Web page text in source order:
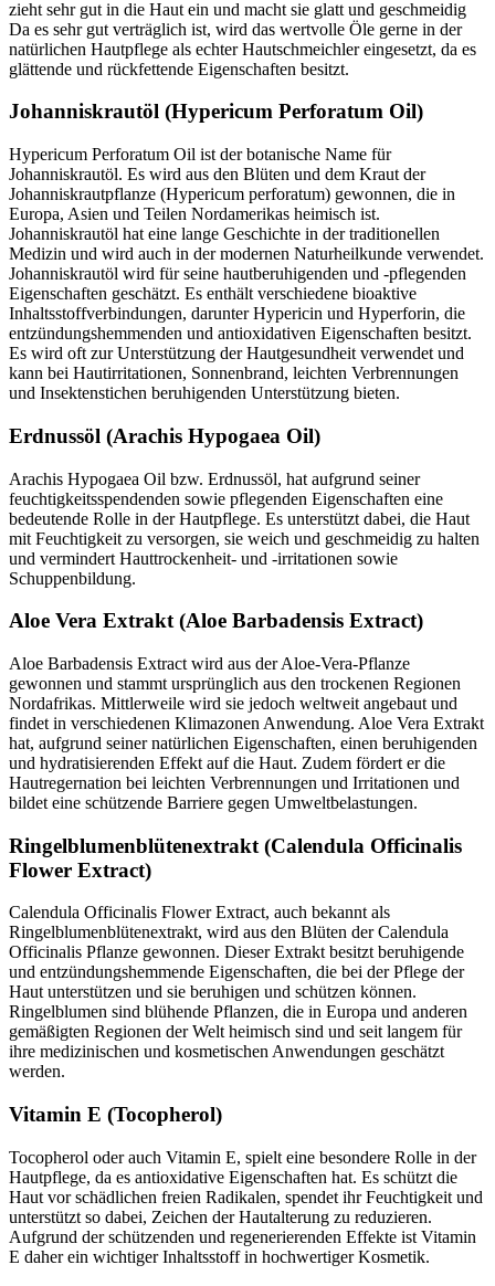
zieht sehr gut in die Haut ein und macht sie glatt und geschmeidig
Da es sehr gut verträglich ist, wird das wertvolle Öle gerne in der
natürlichen Hautpflege als echter Hautschmeichler eingesetzt, da es
glättende und rückfettende Eigenschaften besitzt.
Johanniskrautöl (Hypericum Perforatum Oil)
Hypericum Perforatum Oil ist der botanische Name für
Johanniskrautöl. Es wird aus den Blüten und dem Kraut der
Johanniskrautpflanze (Hypericum perforatum) gewonnen, die in
Europa, Asien und Teilen Nordamerikas heimisch ist.
Johanniskrautöl hat eine lange Geschichte in der traditionellen
Medizin und wird auch in der modernen Naturheilkunde verwendet.
Johanniskrautöl wird für seine hautberuhigenden und -pflegenden
Eigenschaften geschätzt. Es enthält verschiedene bioaktive
Inhaltsstoffverbindungen, darunter Hypericin und Hyperforin, die
entzündungshemmenden und antioxidativen Eigenschaften besitzt.
Es wird oft zur Unterstützung der Hautgesundheit verwendet und
kann bei Hautirritationen, Sonnenbrand, leichten Verbrennungen
und Insektenstichen beruhigenden Unterstützung bieten.
Erdnussöl (Arachis Hypogaea Oil)
Arachis Hypogaea Oil bzw. Erdnussöl, hat aufgrund seiner
feuchtigkeitsspendenden sowie pflegenden Eigenschaften eine
bedeutende Rolle in der Hautpflege. Es unterstützt dabei, die Haut
mit Feuchtigkeit zu versorgen, sie weich und geschmeidig zu halten
und vermindert Hauttrockenheit- und -irritationen sowie
Schuppenbildung.
Aloe Vera Extrakt (Aloe Barbadensis Extract)
Aloe Barbadensis Extract wird aus der Aloe-Vera-Pflanze
gewonnen und stammt ursprünglich aus den trockenen Regionen
Nordafrikas. Mittlerweile wird sie jedoch weltweit angebaut und
findet in verschiedenen Klimazonen Anwendung. Aloe Vera Extrakt
hat, aufgrund seiner natürlichen Eigenschaften, einen beruhigenden
und hydratisierenden Effekt auf die Haut. Zudem fördert er die
Hautregernation bei leichten Verbrennungen und Irritationen und
bildet eine schützende Barriere gegen Umweltbelastungen.
Ringelblumenblütenextrakt (Calendula Officinalis
Flower Extract)
Calendula Officinalis Flower Extract, auch bekannt als
Ringelblumenblütenextrakt, wird aus den Blüten der Calendula
Officinalis Pflanze gewonnen. Dieser Extrakt besitzt beruhigende
und entzündungshemmende Eigenschaften, die bei der Pflege der
Haut unterstützen und sie beruhigen und schützen können.
Ringelblumen sind blühende Pflanzen, die in Europa und anderen
gemäßigten Regionen der Welt heimisch sind und seit langem für
ihre medizinischen und kosmetischen Anwendungen geschätzt
werden.
Vitamin E (Tocopherol)
Tocopherol oder auch Vitamin E, spielt eine besondere Rolle in der
Hautpflege, da es antioxidative Eigenschaften hat. Es schützt die
Haut vor schädlichen freien Radikalen, spendet ihr Feuchtigkeit und
unterstützt so dabei, Zeichen der Hautalterung zu reduzieren.
Aufgrund der schützenden und regenerierenden Effekte ist Vitamin
E daher ein wichtiger Inhaltsstoff in hochwertiger Kosmetik.